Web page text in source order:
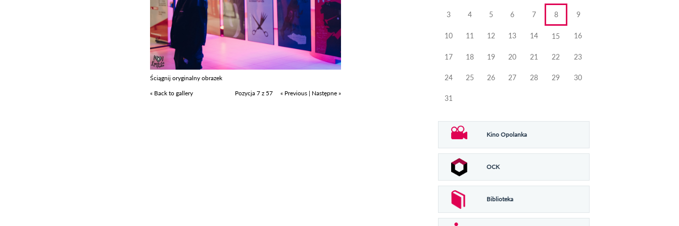
Ściągnij oryginalny obrazek
« Back to gallery
Pozycja 7 z 57 « Previous | Następne »
3 4 5 6 7 8 9
10 11 12 13 14 15 16
17 18 19 20 21 22 23
24 25 26 27 28 29 30
31
Kino Opolanka
OCK
Biblioteka